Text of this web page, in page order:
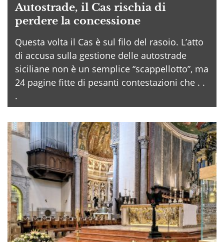
Autostrade, il Cas rischia di
perdere la concessione
Questa volta il Cas è sul filo del rasoio. L’atto
di accusa sulla gestione delle autostrade
siciliane non è un semplice “scappellotto”, ma
24 pagine fitte di pesanti contestazioni che . .
.